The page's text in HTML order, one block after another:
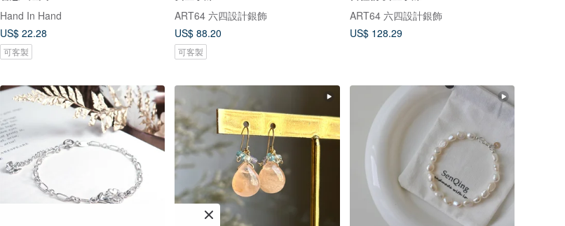
Hand In Hand
US$ 22.28
可客製
ART64 六四設計銀飾
US$ 88.20
可客製
ART64 六四設計銀飾
US$ 128.29